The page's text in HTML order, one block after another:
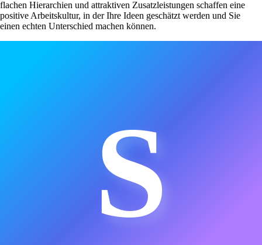
flachen Hierarchien und attraktiven Zusatzleistungen schaffen eine
positive Arbeitskultur, in der Ihre Ideen geschätzt werden und Sie
einen echten Unterschied machen können.
S